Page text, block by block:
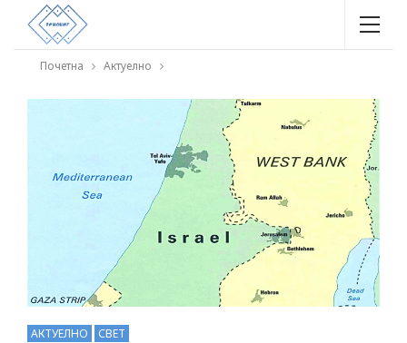
Почетна Актуелно
АКТУЕЛНО СВЕТ